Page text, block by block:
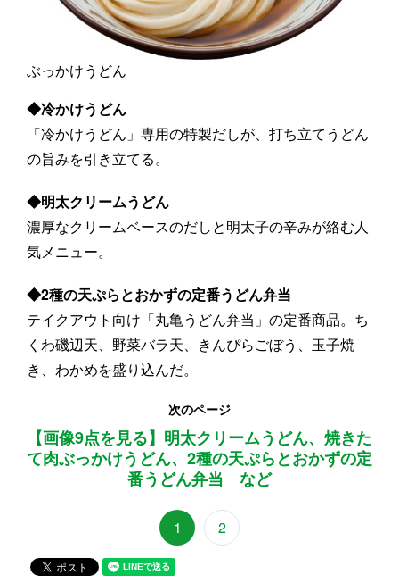
ぶっかけうどん
◆冷かけうどん
「冷かけうどん」専用の特製だしが、打ち立てうどん
の旨みを引き立てる。
◆明太クリームうどん
濃厚なクリームベースのだしと明太子の辛みが絡む人
気メニュー。
◆2種の天ぷらとおかずの定番うどん弁当
テイクアウト向け「丸亀うどん弁当」の定番商品。ち
くわ磯辺天、野菜バラ天、きんぴらごぼう、玉子焼
き、わかめを盛り込んだ。
次のページ
【画像9点を見る】明太クリームうどん、焼きた
て肉ぶっかけうどん、2種の天ぷらとおかずの定
番うどん弁当 など
1 2